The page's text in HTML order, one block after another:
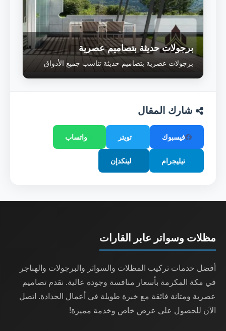
برجولات حديثة بتصاميم عصرية
برجولات عصرية بتصاميم حديثة تناسب جميع الأذواق
شارك المقال
فيسبوك تويتر واتساب
تيليجرام لينكدإن
مظلات وسواتر عابر القارات
أفضل خدمات تركيب المظلات والسواتر والبرجولات والهناجر
في مكة المكرمة بأسعار منافسة وجودة عالية. نقدم تصاميم
عصرية ومتانة فائقة مع خبرة طويلة في أعمال الحدادة. اتصل
الآن للحصول على عرض خاص وخدمة مميزة!